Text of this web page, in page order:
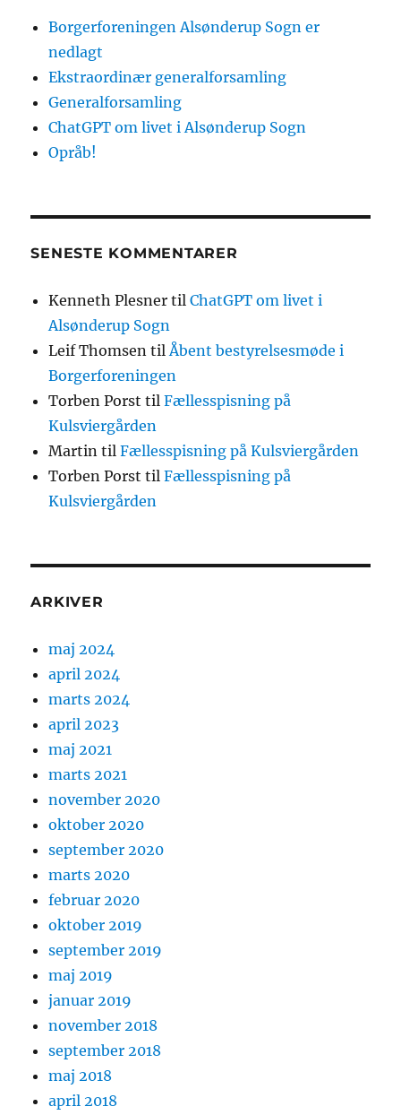
Borgerforeningen Alsønderup Sogn er
nedlagt
Ekstraordinær generalforsamling
Generalforsamling
ChatGPT om livet i Alsønderup Sogn
Opråb!
SENESTE KOMMENTARER
Kenneth Plesner tilChatGPT om livet i
Alsønderup Sogn
Leif Thomsen til Åbent bestyrelsesmøde i
Borgerforeningen
Torben Porst tilFællesspisning på
Kulsviergården
Martin tilFællesspisning på Kulsviergården
Torben Porst tilFællesspisning på
Kulsviergården
ARKIVER
maj 2024
april 2024
marts 2024
april 2023
maj 2021
marts 2021
november 2020
oktober 2020
september 2020
marts 2020
februar 2020
oktober 2019
september 2019
maj 2019
januar 2019
november 2018
september 2018
maj 2018
april 2018